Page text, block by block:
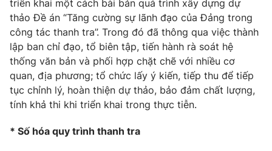
triển khai một cách bài bản quá trình xây dựng dự
thảo Đề án “Tăng cường sự lãnh đạo của Đảng trong
công tác thanh tra”. Trong đó đã thông qua việc thành
lập ban chỉ đạo, tổ biên tập, tiến hành rà soát hệ
thống văn bản và phối hợp chặt chẽ với nhiều cơ
quan, địa phương; tổ chức lấy ý kiến, tiếp thu để tiếp
tục chỉnh lý, hoàn thiện dự thảo, bảo đảm chất lượng,
tính khả thi khi triển khai trong thực tiễn.
* Số hóa quy trình thanh tra